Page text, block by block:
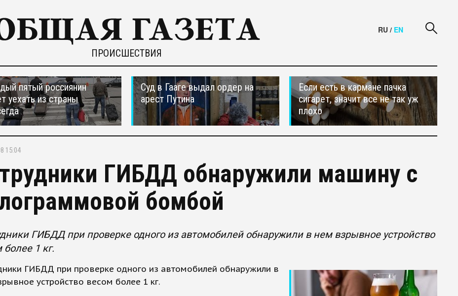
ПРОИСШЕСТВИЯ
RU / EN
пятый россиянин
уехать из страны
Суд в Гааге выдал ордер на
арест Путина
Если есть в кармане пачка
сигарет, значит все не так уж
плохо
15:04
ГИБДД обнаружили машину с
бомбой
ГИБДД при проверке одного из автомобилей обнаружили в нем взрывное устройство
более 1 кг.
ГИБДД при проверке одного из автомобилей обнаружили в
устройство весом более 1 кг.